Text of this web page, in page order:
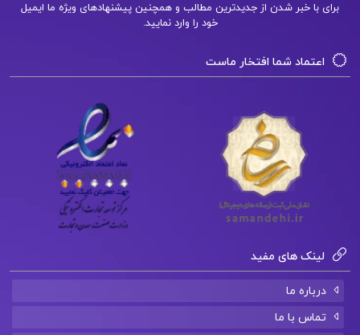
برای با خبر شدن از جدیدترین مطالب و همچنین پیشنهادهای ویژه ما ایمیل
خود را وارد نمایید.
اعتماد شما افتخار ماست
لینک های مفید
درباره ما
تماس با ما